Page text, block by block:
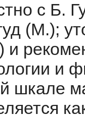
с Б.
(М.);
и
и
шкале